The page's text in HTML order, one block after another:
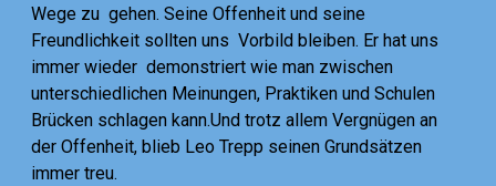
Wege zu gehen. Seine Offenheit und seine
Freundlichkeit sollten uns Vorbild bleiben. Er hat uns
immer wieder demonstriert wie man zwischen
unterschiedlichen Meinungen, Praktiken und Schulen
Brücken schlagen kann.Und trotz allem Vergnügen an
der Offenheit, blieb Leo Trepp seinen Grundsätzen
immer treu.